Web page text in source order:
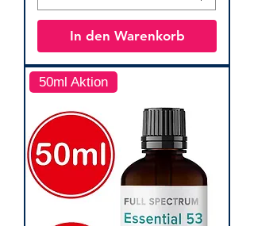
In den Warenkorb
50ml Aktion